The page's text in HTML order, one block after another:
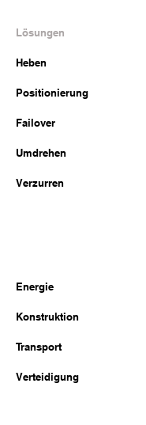
Lösungen
Heben
Positionierung
Failover
Umdrehen
Verzurren
Energie
Konstruktion
Transport
Verteidigung